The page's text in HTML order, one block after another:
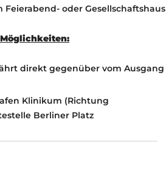
oder Gesellschaftshaus
direkt gegenüber vom Ausgang
Klinikum (Richtung
Berliner Platz